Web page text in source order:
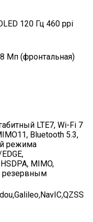
120 Гц 460 ppi
Мп (фронтальная)
LTE7, Wi-Fi 7
Bluetooth 5.3,
режима
MIMO,
резервным
,Galileo,NavIC,QZSS